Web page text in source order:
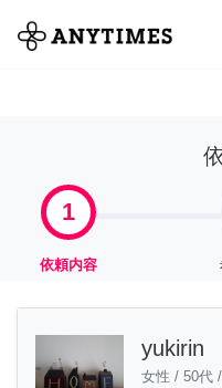
全て
1
依頼内容
yukirin
女性 / 50代 /